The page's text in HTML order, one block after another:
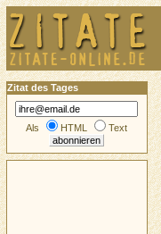
Zitat des Tages
Als HTML Text